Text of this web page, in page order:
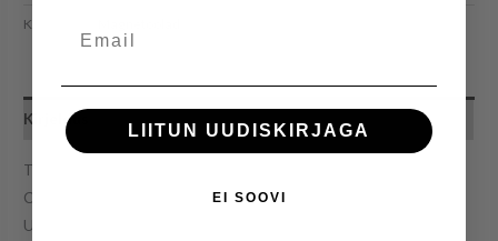
Kategooria:
Kirjeldus
Trevi CMP574USB
CD
USB
LIITUN UUDISKIRJAGA
EI SOOVI